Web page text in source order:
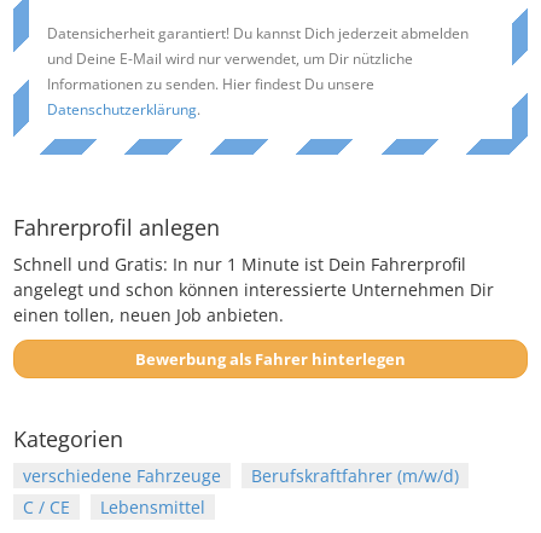
Datensicherheit garantiert! Du kannst Dich jederzeit abmelden
und Deine E-Mail wird nur verwendet, um Dir nützliche
Informationen zu senden. Hier findest Du unsere
Datenschutzerklärung.
Fahrerprofil anlegen
Schnell und Gratis: In nur 1 Minute ist Dein Fahrerprofil
angelegt und schon können interessierte Unternehmen Dir
einen tollen, neuen Job anbieten.
Bewerbung als Fahrer hinterlegen
Kategorien
verschiedene Fahrzeuge
Berufskraftfahrer (m/w/d)
C / CE
Lebensmittel